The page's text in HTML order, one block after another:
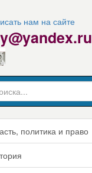
нам на сайте
политика и право